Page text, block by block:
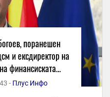
поранешен
и ексдиректор на
финансиската
дела поврзани со
- Плус Инфо